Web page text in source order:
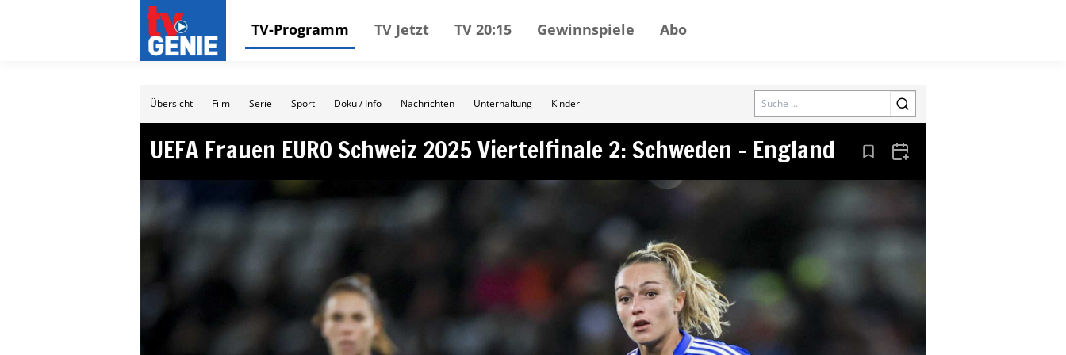
TV-Programm TV Jetzt TV 20:15 Gewinnspiele Abo
Übersicht Film Serie Sport Doku / Info Nachrichten Unterhaltung Kinder Search
UEFA Frauen EURO Schweiz 2025 Viertelfinale 2: Schweden – England Aus den Lesezeichen entfernen
Zum Kalender hinzufügen